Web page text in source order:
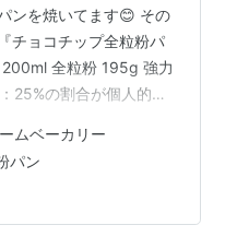
ンを焼いてます😊 その
チョコチップ全粒粉パ
全粒粉 195g 強力
25%の割合が個人的に
コチップ 50g ※粉の重
↓のブログでも書いた
ーストは割と選んで使
リンク リンク リン…
ムベーカリー
パン